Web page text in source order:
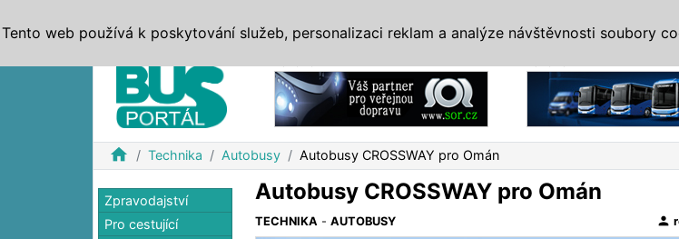
home Technika Autobusy Autobusy CROSSWAY pro Omán
Zpravodajství
Pro cestující
Autobusy CROSSWAY pro Omán
TECHNIKA -AUTOBUSY person
Tento web používá k poskytování služeb, personalizaci reklam a analýze návštěvnosti soubory